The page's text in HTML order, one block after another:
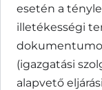
esetén a
illetékességi
(igazgatási
alapvető